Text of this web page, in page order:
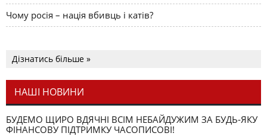
Чому росія – нація вбивць і катів?
Дізнатись більше »
НАШІ НОВИНИ
БУДЕМО ЩИРО ВДЯЧНІ ВСІМ НЕБАЙДУЖИМ ЗА БУДЬ-ЯКУ
ФІНАНСОВУ ПІДТРИМКУ ЧАСОПИСОВІ!